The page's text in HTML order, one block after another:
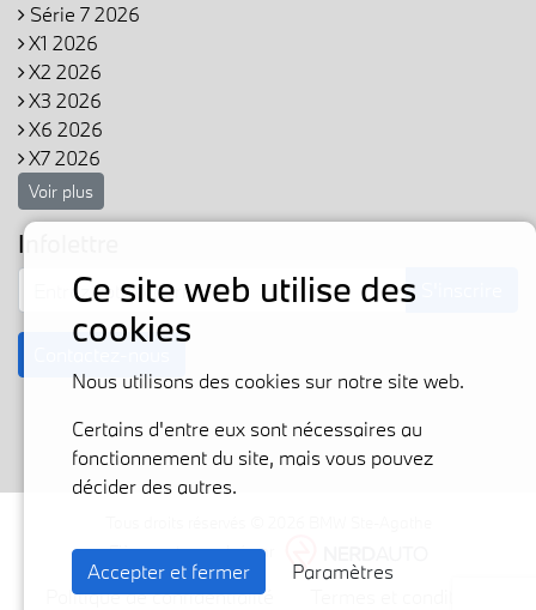
Série 7 2026
X1 2026
X2 2026
X3 2026
X6 2026
X7 2026
Voir plus
Infolettre
Fièrement propulsé par
Politique de confidentialité
Ce site web utilise des
cookies
Nous utilisons des cookies sur notre site web.
Certains d'entre eux sont nécessaires au
fonctionnement du site, mais vous pouvez
décider des autres.
Accepter et fermer Paramètres